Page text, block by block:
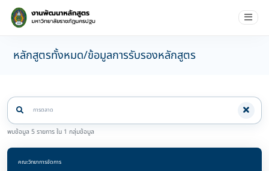
หลักสูตรทั้งหมด/ข้อมูลการรับรองหลักสูตร
พบข้อมูล 5 รายการ ใน 1 กลุ่มข้อมูล
คณะวิทยาการจัดการ